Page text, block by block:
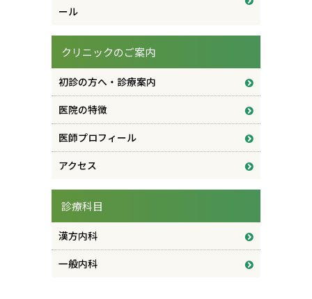
ール
クリニックのご案内
初診の方へ・診療案内
医院の特徴
医師プロフィール
アクセス
診療科目
漢方内科
一般内科